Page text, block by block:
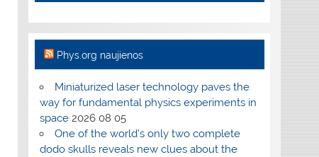
Phys.org naujienos
Miniaturized laser technology paves the
way for fundamental physics experiments in
space 2026 08 05
One of the world's only two complete
dodo skulls reveals new clues about the